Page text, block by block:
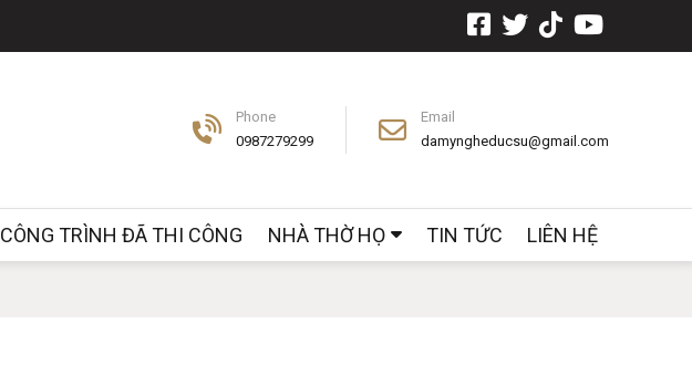
Phone
0987279299
Email
damyngheducsu@gmail.com
CÔNG TRÌNH ĐÃ THI CÔNG NHÀ THỜ HỌ TIN TỨC LIÊN HỆ